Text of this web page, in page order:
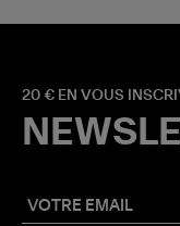
20 € EN VOUS